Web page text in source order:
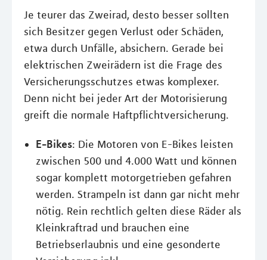
Je teurer das Zweirad, desto besser sollten
sich Besitzer gegen Verlust oder Schäden,
etwa durch Unfälle, absichern. Gerade bei
elektrischen Zweirädern ist die Frage des
Versicherungsschutzes etwas komplexer.
Denn nicht bei jeder Art der Motorisierung
greift die normale Haftpflichtversicherung.
E-Bikes: Die Motoren von E-Bikes leisten
zwischen 500 und 4.000 Watt und können
sogar komplett motorgetrieben gefahren
werden. Strampeln ist dann gar nicht mehr
nötig. Rein rechtlich gelten diese Räder als
Kleinkraftrad und brauchen eine
Betriebserlaubnis und eine gesonderte